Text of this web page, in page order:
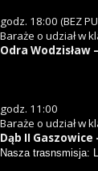
godz. 18:00 (BEZ
Baraże o udział w
Odra Wodzisław
godz. 11:00
Baraże o udział w
Dąb II
Nasza trasnsmisja: